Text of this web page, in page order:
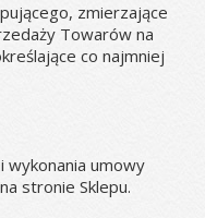
zmierzające
Towarów na
co najmniej
wykonania umowy
stronie Sklepu.